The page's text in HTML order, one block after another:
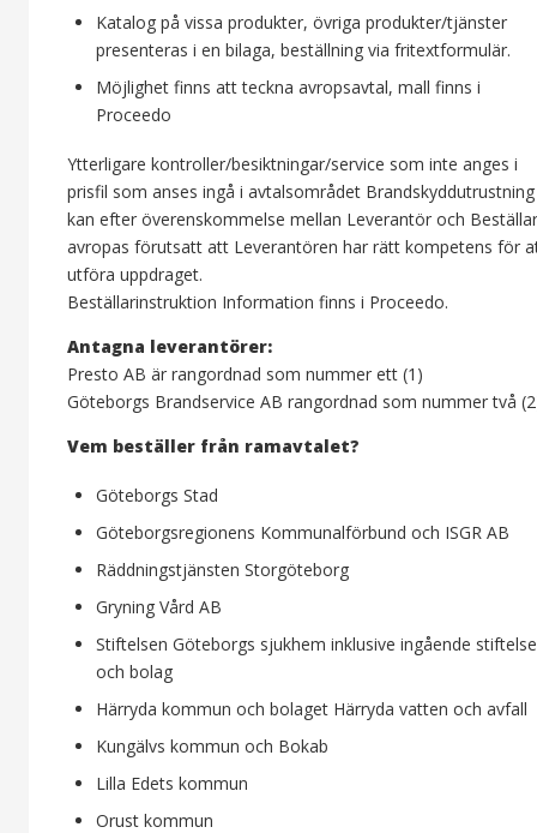
Katalog på vissa produkter, övriga produkter/tjänster
presenteras i en bilaga, beställning via fritextformulär.
Möjlighet finns att teckna avropsavtal, mall finns i
Proceedo
Ytterligare kontroller/besiktningar/service som inte anges i
prisfil som anses ingå i avtalsområdet Brandskyddutrustning
kan efter överenskommelse mellan Leverantör och
avropas förutsatt att Leverantören har rätt kompetens för
utföra uppdraget.
Beställarinstruktion Information finns i Proceedo.
Antagna leverantörer:
Presto AB är rangordnad som nummer ett (1)
Göteborgs Brandservice AB rangordnad som nummer två
Vem beställer från ramavtalet?
Göteborgs Stad
Göteborgsregionens Kommunalförbund och ISGR AB
Räddningstjänsten Storgöteborg
Gryning Vård AB
Stiftelsen Göteborgs sjukhem inklusive ingående
och bolag
Härryda kommun och bolaget Härryda vatten och avfall
Kungälvs kommun och Bokab
Lilla Edets kommun
Orust kommun